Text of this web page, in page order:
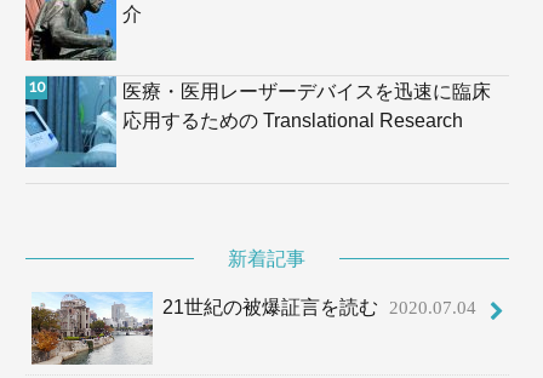
介
医療・医用レーザーデバイスを迅速に臨床
応用するための Translational Research
新着記事
21世紀の被爆証言を読む 2020.07.04